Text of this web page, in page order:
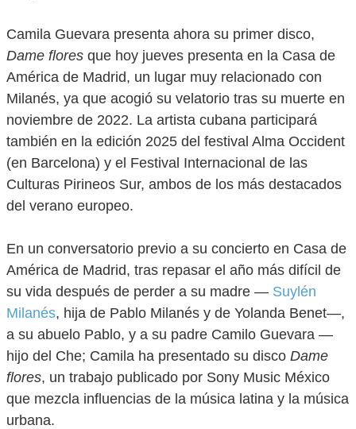
Camila Guevara presenta ahora su primer disco,
Dame flores que hoy jueves presenta en la Casa de
América de Madrid, un lugar muy relacionado con
Milanés, ya que acogió su velatorio tras su muerte en
noviembre de 2022. La artista cubana participará
también en la edición 2025 del festival Alma Occident
(en Barcelona) y el Festival Internacional de las
Culturas Pirineos Sur, ambos de los más destacados
del verano europeo.
En un conversatorio previo a su concierto en Casa de
América de Madrid, tras repasar el año más difícil de
su vida después de perder a su madre — Suylén
Milanés, hija de Pablo Milanés y de Yolanda Benet—,
a su abuelo Pablo, y a su padre Camilo Guevara —
hijo del Che; Camila ha presentado su disco Dame
flores, un trabajo publicado por Sony Music México
que mezcla influencias de la música latina y la música
urbana.